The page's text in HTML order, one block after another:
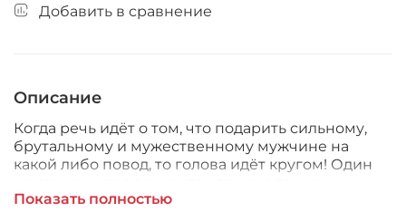
Добавить в сравнение
Описание
Когда речь идёт о том, что подарить сильному,
брутальному и мужественному мужчине на
какой либо повод, то голова идёт кругом! Один
практичных вариантов подарка-это набор с
Показать полностью